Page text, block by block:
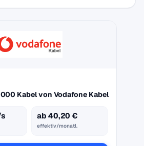
Kabel von Vodafone Kabel
ab 40,20 €
effektiv/monatl.